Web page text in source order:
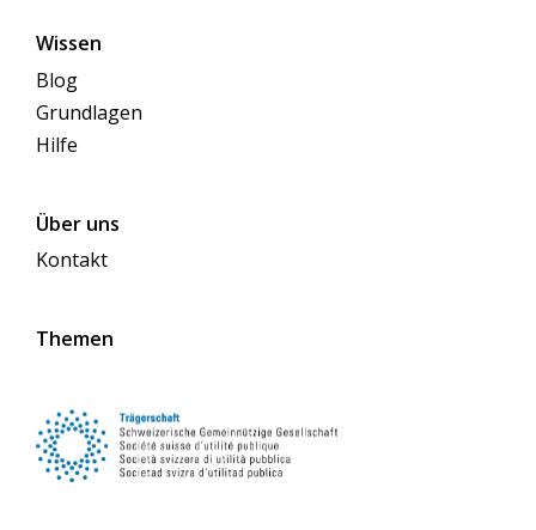
Wissen
Blog
Grundlagen
Hilfe
Über uns
Kontakt
Themen